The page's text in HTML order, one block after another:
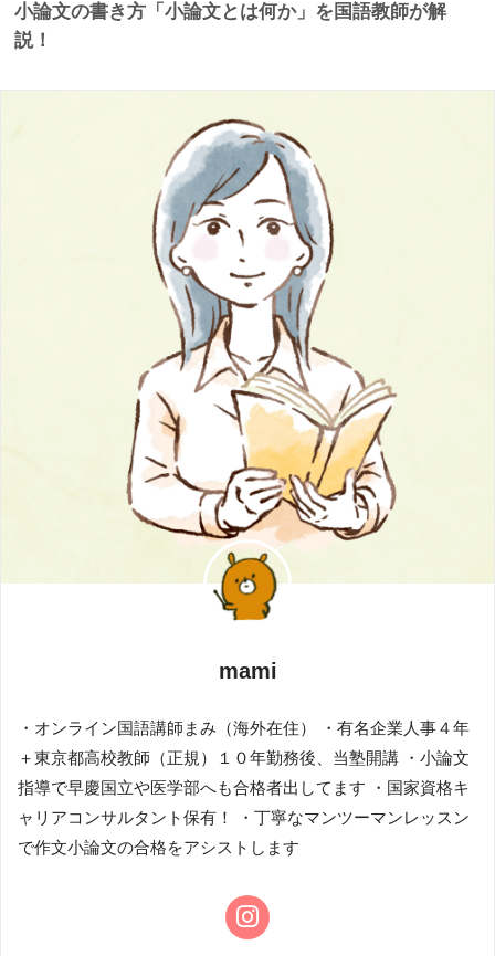
小論文の書き方「小論文とは何か」を国語教師が解
説！
mami
・オンライン国語講師まみ（海外在住） ・有名企業人事４年
＋東京都高校教師（正規）１０年勤務後、当塾開講 ・小論文
指導で早慶国立や医学部へも合格者出してます ・国家資格キ
ャリアコンサルタント保有！ ・丁寧なマンツーマンレッスン
で作文小論文の合格をアシストします